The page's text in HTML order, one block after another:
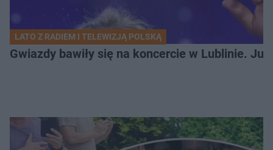
LATO Z RADIEM I TELEWIZJĄ POLSKĄ
Gwiazdy bawiły się na koncercie w Lublinie.